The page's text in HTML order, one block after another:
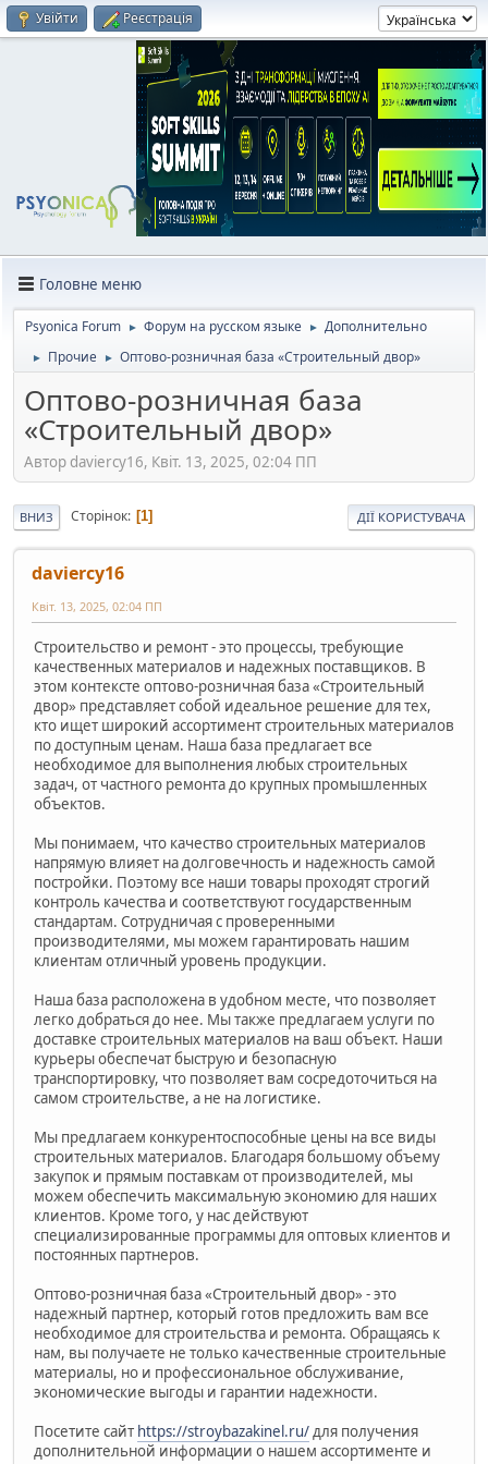
Увійти Реєстрація
Головне меню
Psyonica Forum ► Форум на русском языке ► Дополнительно
► Прочие ► Оптово-розничная база «Строительный двор»
Оптово-розничная база
«Строительный двор»
Автор daviercy16, Квіт. 13, 2025, 02:04 ПП
ВНИЗ Сторінок 1 ДІЇ КОРИСТУВАЧА
daviercy16
Квіт. 13, 2025, 02:04 ПП
Строительство и ремонт - это процессы, требующие
качественных материалов и надежных поставщиков. В
этом контексте оптово-розничная база «Строительный
двор» представляет собой идеальное решение для тех,
кто ищет широкий ассортимент строительных материалов
по доступным ценам. Наша база предлагает все
необходимое для выполнения любых строительных
задач, от частного ремонта до крупных промышленных
объектов.
Мы понимаем, что качество строительных материалов
напрямую влияет на долговечность и надежность самой
постройки. Поэтому все наши товары проходят строгий
контроль качества и соответствуют государственным
стандартам. Сотрудничая с проверенными
производителями, мы можем гарантировать нашим
клиентам отличный уровень продукции.
Наша база расположена в удобном месте, что позволяет
легко добраться до нее. Мы также предлагаем услуги по
доставке строительных материалов на ваш объект. Наши
курьеры обеспечат быструю и безопасную
транспортировку, что позволяет вам сосредоточиться на
самом строительстве, а не на логистике.
Мы предлагаем конкурентоспособные цены на все виды
строительных материалов. Благодаря большому объему
закупок и прямым поставкам от производителей, мы
можем обеспечить максимальную экономию для наших
клиентов. Кроме того, у нас действуют
специализированные программы для оптовых клиентов и
постоянных партнеров.
Оптово-розничная база «Строительный двор» - это
надежный партнер, который готов предложить вам все
необходимое для строительства и ремонта. Обращаясь к
нам, вы получаете не только качественные строительные
материалы, но и профессиональное обслуживание,
экономические выгоды и гарантии надежности.
Посетите сайт https://stroybazakinel.ru/для получения
дополнительной информации о нашем ассортименте и